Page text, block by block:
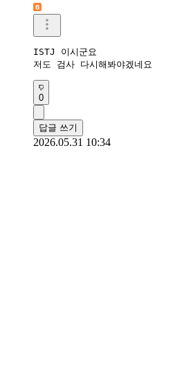
ISTJ 이시군요
저도 검사 다시해봐야겠네요
0
답글 쓰기
2026.05.31 10:34